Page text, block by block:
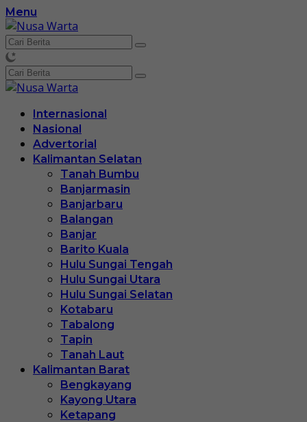
Langsung
ke
konten
Menu
Internasional
Nasional
Advertorial
Kalimantan Selatan
Tanah Bumbu
Banjarmasin
Banjarbaru
Balangan
Banjar
Barito Kuala
Hulu Sungai Tengah
Hulu Sungai Utara
Hulu Sungai Selatan
Kotabaru
Tabalong
Tapin
Tanah Laut
Kalimantan Barat
Bengkayang
Kayong Utara
Ketapang